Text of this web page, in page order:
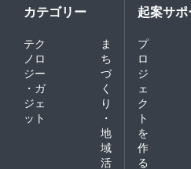
設計 虎瀬くの 第一原画 ナガ
第二原画 香田結衣子 堕ね
まる とりまる 小凪 虎瀬
くの 動画 玄 小凪 山葵る
お 大佐 小夏はれ 楠木や
えこ ちょも ノレ 東雲ひ
ろみ 虎瀬くの 仕上げ 玄
カテゴリー
テク
ノロ
ジー
・ガ
ジェ
ット
ま
ち
づ
く
り
・
地
域
活
起案サポ
プ
ロ
ジ
ェ
ク
ト
を
作
る